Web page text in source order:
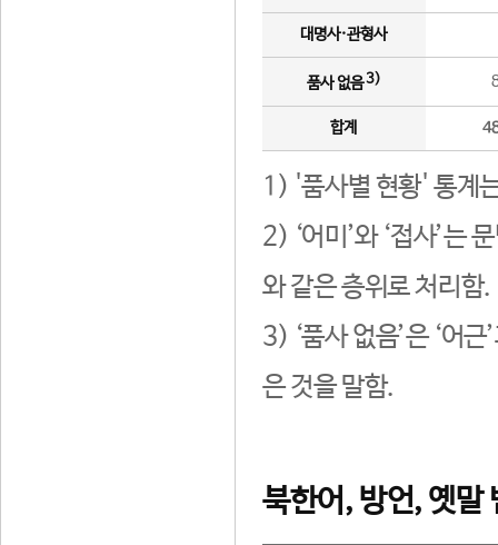
대명사·관형사
품사 없음3)
합계
1) '품사별 현황' 통계
2) ‘어미’와 ‘접사’는
와 같은 층위로 처리함.
3) ‘품사 없음’은 ‘어
은 것을 말함.
북한어, 방언, 옛말